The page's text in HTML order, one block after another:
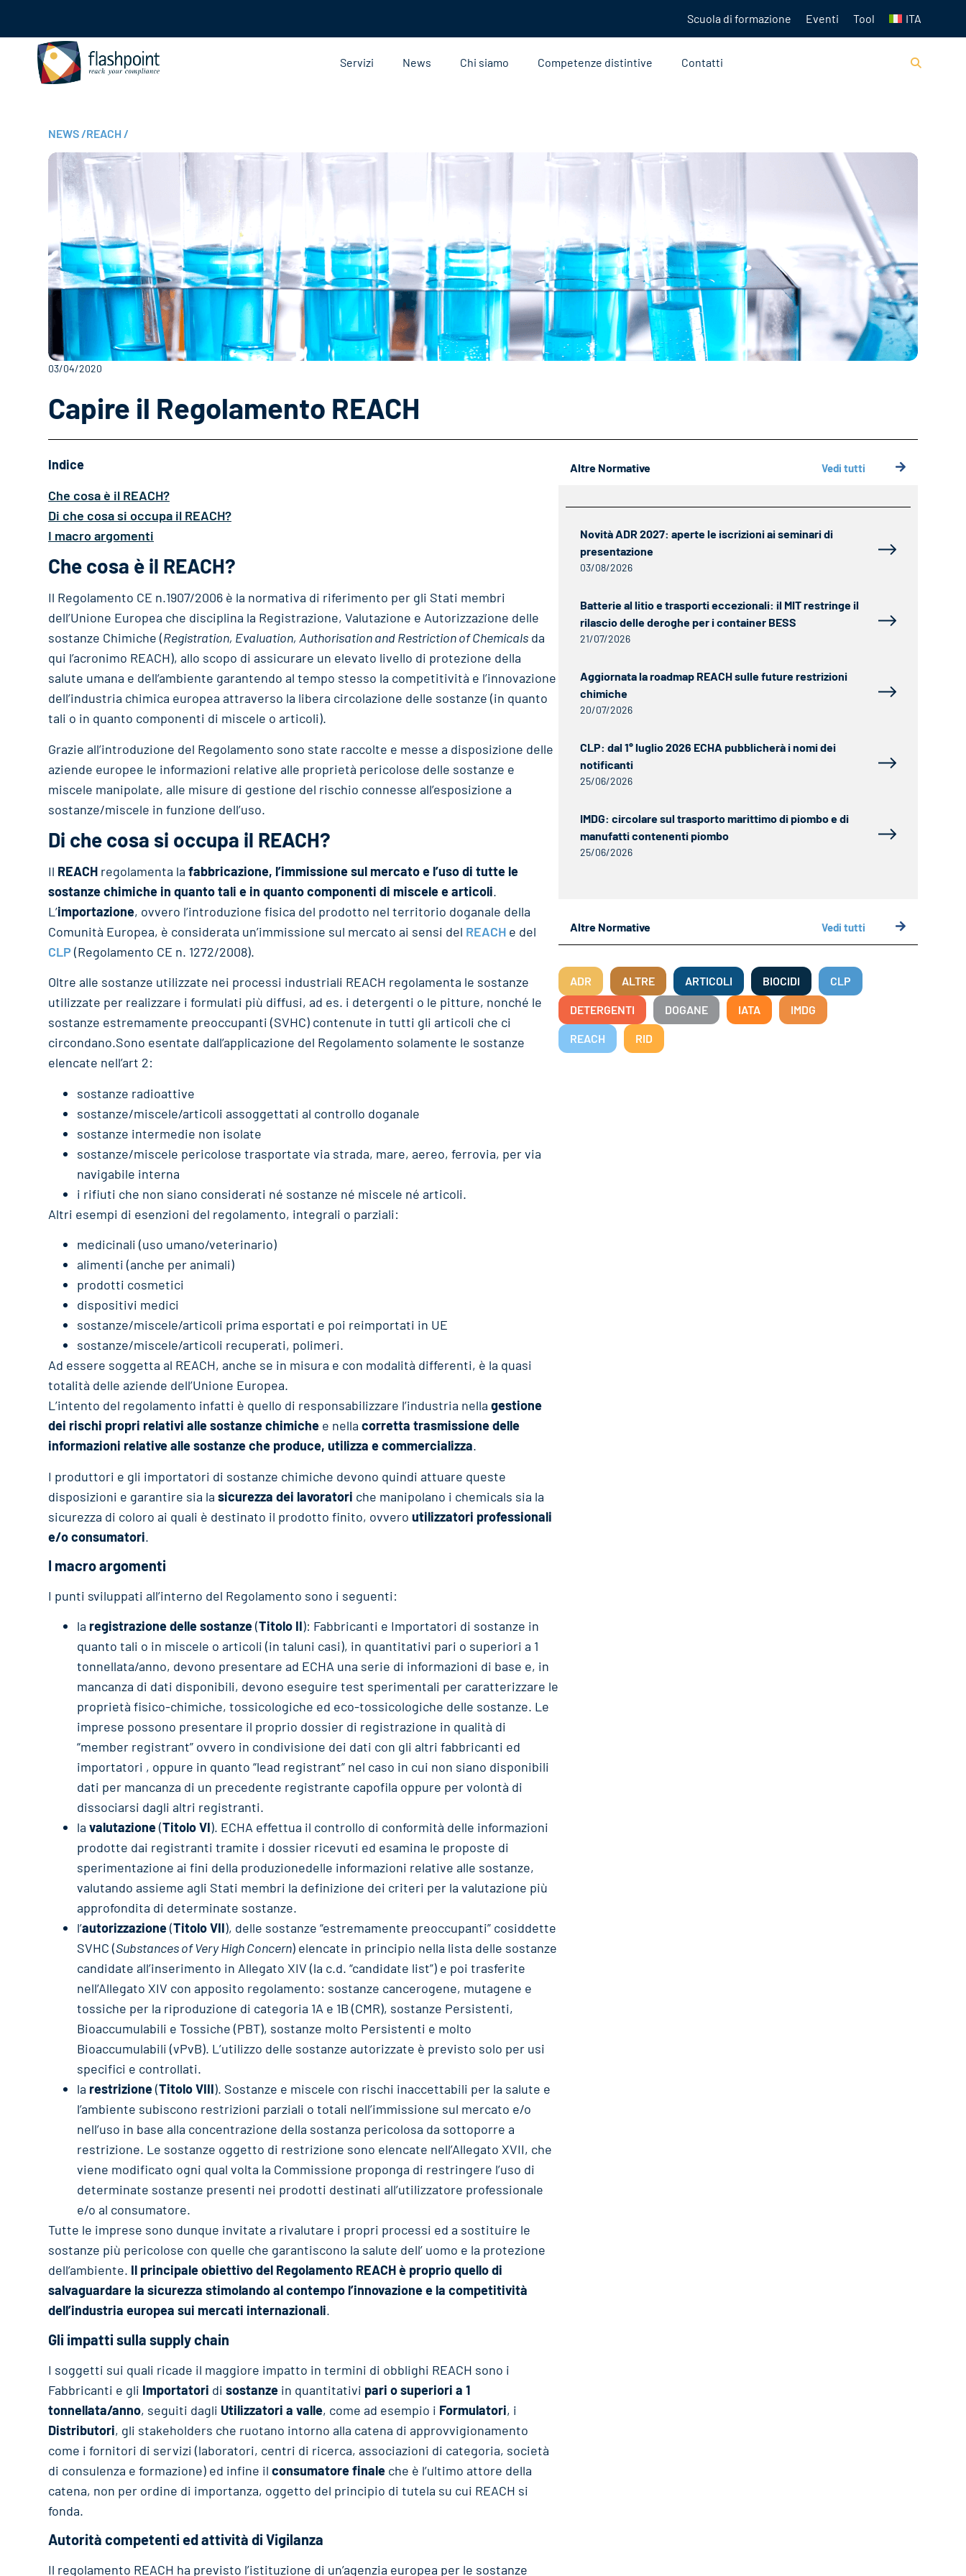
Scuola di formazione Eventi Tool ITA
Servizi News Chi siamo Competenze distintive Contatti
NEWS /REACH /
03/04/2020
Capire il Regolamento REACH
Indice
Che cosa è il REACH?
Di che cosa si occupa il REACH?
I macro argomenti
Che cosa è il REACH?
Il Regolamento CE n.1907/2006 è la normativa di riferimento per gli Stati membri
dell’Unione Europea che disciplina la Registrazione, Valutazione e Autorizzazione delle
sostanze Chimiche (Registration, Evaluation, Authorisation and Restriction of Chemicals da
qui l’acronimo REACH), allo scopo di assicurare un elevato livello di protezione della
salute umana e dell’ambiente garantendo al tempo stesso la competitività e l’innovazione
dell’industria chimica europea attraverso la libera circolazione delle sostanze (in quanto
tali o in quanto componenti di miscele o articoli).
Grazie all’introduzione del Regolamento sono state raccolte e messe a disposizione delle
aziende europee le informazioni relative alle proprietà pericolose delle sostanze e
miscele manipolate, alle misure di gestione del rischio connesse all’esposizione a
sostanze/miscele in funzione dell’uso.
Di che cosa si occupa il REACH?
Il REACH regolamenta la fabbricazione, l’immissione sul mercato e l’uso di tutte le
sostanze chimiche in quanto tali e in quanto componenti di miscele e articoli.
L’importazione, ovvero l’introduzione fisica del prodotto nel territorio doganale della
Comunità Europea, è considerata un’immissione sul mercato ai sensi del REACH e del
CLP(Regolamento CE n. 1272/2008).
Oltre alle sostanze utilizzate nei processi industriali REACH regolamenta le sostanze
utilizzate per realizzare i formulati più diffusi, ad es. i detergenti o le pitture, nonché le
sostanze estremamente preoccupanti (SVHC) contenute in tutti gli articoli che ci
circondano.Sono esentate dall’applicazione del Regolamento solamente le sostanze
elencate nell’art 2:
sostanze radioattive
sostanze/miscele/articoli assoggettati al controllo doganale
sostanze intermedie non isolate
sostanze/miscele pericolose trasportate via strada, mare, aereo, ferrovia, per via
navigabile interna
i rifiuti che non siano considerati né sostanze né miscele né articoli.
Altri esempi di esenzioni del regolamento, integrali o parziali:
medicinali (uso umano/veterinario)
alimenti (anche per animali)
prodotti cosmetici
dispositivi medici
sostanze/miscele/articoli prima esportati e poi reimportati in UE
sostanze/miscele/articoli recuperati, polimeri.
Ad essere soggetta al REACH, anche se in misura e con modalità differenti, è la quasi
totalità delle aziende dell’Unione Europea.
L’intento del regolamento infatti è quello di responsabilizzare l’industria nella gestione
dei rischi propri relativi alle sostanze chimiche e nella corretta trasmissione delle
informazioni relative alle sostanze che produce, utilizza e commercializza.
I produttori e gli importatori di sostanze chimiche devono quindi attuare queste
disposizioni e garantire sia la sicurezza dei lavoratori che manipolano i chemicals sia la
sicurezza di coloro ai quali è destinato il prodotto finito, ovvero utilizzatori professionali
e/o consumatori.
I macro argomenti
I punti sviluppati all’interno del Regolamento sono i seguenti:
la registrazione delle sostanze(Titolo II): Fabbricanti e Importatori di sostanze in
quanto tali o in miscele o articoli (in taluni casi), in quantitativi pari o superiori a 1
tonnellata/anno, devono presentare ad ECHA una serie di informazioni di base e, in
mancanza di dati disponibili, devono eseguire test sperimentali per caratterizzare le
proprietà fisico-chimiche, tossicologiche ed eco-tossicologiche delle sostanze. Le
imprese possono presentare il proprio dossier di registrazione in qualità di
“member registrant” ovvero in condivisione dei dati con gli altri fabbricanti ed
importatori , oppure in quanto “lead registrant” nel caso in cui non siano disponibili
dati per mancanza di un precedente registrante capofila oppure per volontà di
dissociarsi dagli altri registranti.
la valutazione(Titolo VI). ECHA effettua il controllo di conformità delle informazioni
prodotte dai registranti tramite i dossier ricevuti ed esamina le proposte di
sperimentazione ai fini della produzionedelle informazioni relative alle sostanze,
valutando assieme agli Stati membri la definizione dei criteri per la valutazione più
approfondita di determinate sostanze.
l’autorizzazione(Titolo VII), delle sostanze “estremamente preoccupanti” cosiddette
SVHC (Substances of Very High Concern) elencate in principio nella lista delle sostanze
candidate all’inserimento in Allegato XIV (la c.d. “candidate list”) e poi trasferite
nell’Allegato XIV con apposito regolamento: sostanze cancerogene, mutagene e
tossiche per la riproduzione di categoria 1A e 1B (CMR), sostanze Persistenti,
Bioaccumulabili e Tossiche (PBT), sostanze molto Persistenti e molto
Bioaccumulabili (vPvB). L’utilizzo delle sostanze autorizzate è previsto solo per usi
specifici e controllati.
la restrizione(Titolo VIII). Sostanze e miscele con rischi inaccettabili per la salute e
l’ambiente subiscono restrizioni parziali o totali nell’immissione sul mercato e/o
nell’uso in base alla concentrazione della sostanza pericolosa da sottoporre a
restrizione. Le sostanze oggetto di restrizione sono elencate nell’Allegato XVII, che
viene modificato ogni qual volta la Commissione proponga di restringere l’uso di
determinate sostanze presenti nei prodotti destinati all’utilizzatore professionale
e/o al consumatore.
Tutte le imprese sono dunque invitate a rivalutare i propri processi ed a sostituire le
sostanze più pericolose con quelle che garantiscono la salute dell’ uomo e la protezione
dell’ambiente. Il principale obiettivo del Regolamento REACH è proprio quello di
salvaguardare la sicurezza stimolando al contempo l’innovazione e la competitività
dell’industria europea sui mercati internazionali.
Gli impatti sulla supply chain
I soggetti sui quali ricade il maggiore impatto in termini di obblighi REACH sono i
Fabbricanti e gli Importatori di sostanze in quantitativi pari o superiori a 1
tonnellata/anno, seguiti dagli Utilizzatori a valle, come ad esempio i Formulatori, i
Distributori, gli stakeholders che ruotano intorno alla catena di approvvigionamento
come i fornitori di servizi (laboratori, centri di ricerca, associazioni di categoria, società
di consulenza e formazione) ed infine il consumatore finale che è l’ultimo attore della
catena, non per ordine di importanza, oggetto del principio di tutela su cui REACH si
fonda.
Autorità competenti ed attività di Vigilanza
Il regolamento REACH ha previsto l’istituzione di un’agenzia europea per le sostanze
Altre Normative Vedi tutti
Novità ADR 2027: aperte le iscrizioni ai seminari di
presentazione
03/08/2026
Batterie al litio e trasporti eccezionali: il MIT restringe il
rilascio delle deroghe per i container BESS
21/07/2026
Aggiornata la roadmap REACH sulle future restrizioni
chimiche
20/07/2026
CLP: dal 1° luglio 2026 ECHA pubblicherà i nomi dei
notificanti
25/06/2026
IMDG: circolare sul trasporto marittimo di piombo e di
manufatti contenenti piombo
25/06/2026
Altre Normative Vedi tutti
ADR ALTRE ARTICOLI BIOCIDI CLP
DETERGENTI DOGANE IATA IMDG
REACH RID